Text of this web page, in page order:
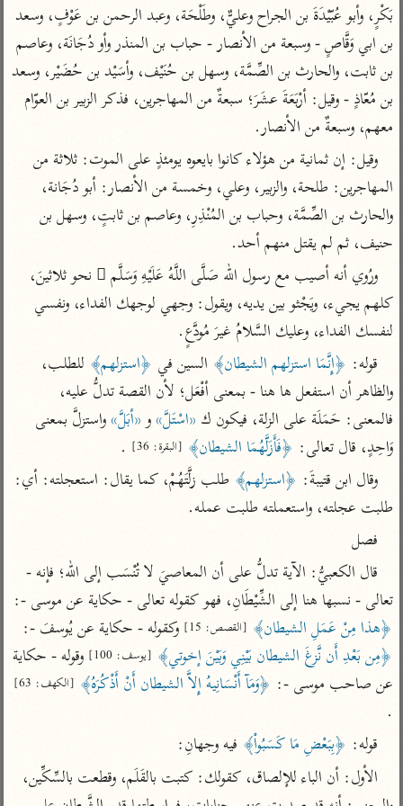
جمع الأقوال
تفسير ابن الجوزي
تفسير الماوردي
منتقاة
تفسير ابن القيم
تفسير ابن تيمية
عامّة
تفسير السمعاني
تفسير مكّي
محاسن التأويل
للقاسمي
تفسير الثعالبي
تفسير السمرقندي
تفسير الثعلبي
تفسير الرازي
أخرى
نظم الدرر للبقاعي
لغة وبلاغة
التحرير والتنوير
المحرر الوجيز لابن
عطية
البحر المحيط لأبي
حيان
البسيط للواحدي
تفسير أبي السعود
الكشاف للزمخشري
تفسير ابن عثيمين
مركَّزة العبارة
جامع البيان للإيجي
تفسير البيضاوي
تفسير النسفي
تفسير ابن أبي زمنين
موسوعة التفسير
المأثور
الدر المنثور
تفسير ابن أبي حاتم
تفسير مقاتل
اشترك لتصلك أخبار مشاريعنا
اشترك
كنوز•تعليمات•عن الباحث القرآني
معهم، وسبعةٌ من الأنصار.
حنيف، ثم لم يقتل منهم أحد.
لنفسك الفداء، وعليك السَّلامُ غيرَ مُودَّعٍ.
قوله: ﴿إِنَّمَا استزلهم الشيطان﴾ السين في ﴿استزلهم﴾
فالمعنى: حَمَلَة على الزلة، فيكون ك «اسْتَلَّ» و «أبَلَّ»
وَاحِدٍ، قال تعالى: ﴿فَأَزَلَّهُمَا الشيطان﴾ [البقرة: 36]
.
وقال ابن قتيبةَ: ﴿استزلهم﴾
طلبت عجلته، واستعملته طلبت عمله.
فصل
تعالى - نسبها هنا إلى الشِّيْطَانِ، فهو كقوله تعالى - حكاية عن موسى -:
﴿هذا مِنْ عَمَلِ الشيطان﴾ [القصص: 15]
وكقوله - حكاية عن يُوسفَ -:
﴿مِن بَعْدِ أَن نَّزغَ الشيطان بَيْنِي وَبَيْنَ إخوتي﴾ [يوسف: 100]
عن صاحب موسى -: ﴿وَمَآ أَنْسَانِيهُ إِلاَّ الشيطان أَنْ أَذْكُرَهُ﴾ [الكهف: 63]
.
قوله: ﴿بِبَعْضِ مَا كَسَبُواْ﴾ فيه وجهانِ: